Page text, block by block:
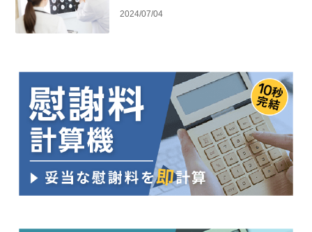
2024/07/04